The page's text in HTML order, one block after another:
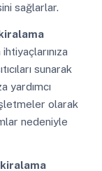
sağlarlar.
kiralama
sunarak
yardımcı
olarak
nedeniyle
kiralama